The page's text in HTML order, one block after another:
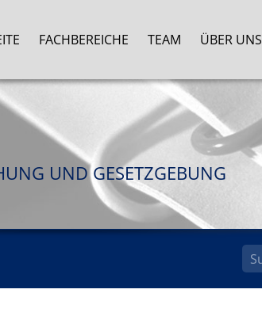
FACHBEREICHE TEAM ÜBER UNS
UND GESETZGEBUNG